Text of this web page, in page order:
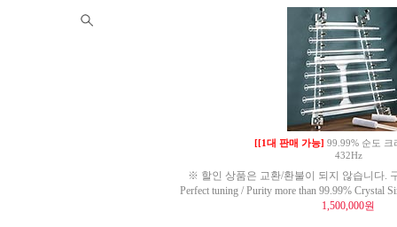
[[1대 판매 가능] 99.99% 순도 크
432Hz
※ 할인 상품은 교환/환불이 되지 않습니다.
Perfect tuning / Purity more than 99.99% Crystal
1,500,000원